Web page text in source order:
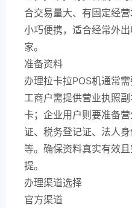
合交易量大、有固定经
小巧便携，适合经常外
家。
准备资料
办理拉卡拉POS机通常
工商户需提供营业执照
卡；企业用户则要准备
证、税务登记证、法人
等。确保资料真实有效
提。
办理渠道选择
官方渠道